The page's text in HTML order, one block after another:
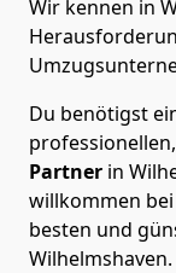
Wir kennen in
Du benötigst
professionellen,
Partner in
willkommen
besten und
Wilhelmshaven.